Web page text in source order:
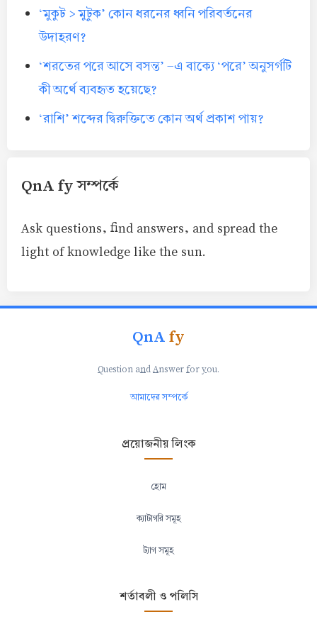
‘মুকুট > মুটুক’ কোন ধরনের ধ্বনি পরিবর্তনের
উদাহরণ?
‘শরতের পরে আসে বসন্ত’ -এ বাক্যে ‘পরে’ অনুসর্গটি
কী অর্থে ব্যবহৃত হয়েছে?
‘রাশি’ শব্দের দ্বিরুক্তিতে কোন অর্থ প্রকাশ পায়?
QnA fy সম্পর্কে
Ask questions, find answers, and spread the
light of knowledge like the sun.
QnAfy
Question andAnswer foryou.
আমাদের সম্পর্কে
প্রয়োজনীয় লিংক
হোম
ক্যাটাগরি সমূহ
ট্যাগ সমূহ
শর্তাবলী ও পলিসি